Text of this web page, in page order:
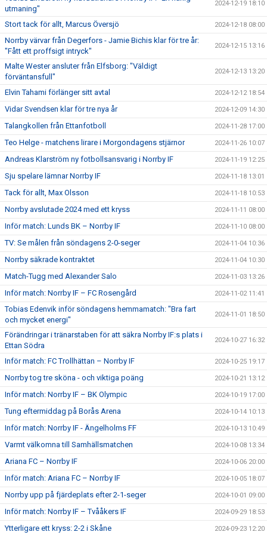
utmaning"
2024-12-19 18:10
Stort tack för allt, Marcus Översjö 2024-12-18 08:00
Norrby värvar från Degerfors - Jamie Bichis klar för tre år:
"Fått ett proffsigt intryck"
2024-12-15 13:16
Malte Wester ansluter från Elfsborg: "Väldigt
förväntansfull"
2024-12-13 13:20
Elvin Tahami förlänger sitt avtal 2024-12-12 18:54
Vidar Svendsen klar för tre nya år 2024-12-09 14:30
Talangkollen från Ettanfotboll 2024-11-28 17:00
Teo Helge - matchens lirare i Morgondagens stjärnor 2024-11-26 10:07
Andreas Klarström ny fotbollsansvarig i Norrby IF 2024-11-19 12:25
Sju spelare lämnar Norrby IF 2024-11-18 13:01
Tack för allt, Max Olsson 2024-11-18 10:53
Norrby avslutade 2024 med ett kryss 2024-11-11 08:00
Inför match: Lunds BK – Norrby IF 2024-11-10 08:00
TV: Se målen från söndagens 2-0-seger 2024-11-04 10:36
Norrby säkrade kontraktet 2024-11-04 10:30
Match-Tugg med Alexander Salo 2024-11-03 13:26
Inför match: Norrby IF – FC Rosengård 2024-11-02 11:41
Tobias Edenvik inför söndagens hemmamatch: "Bra fart
och mycket energi"
2024-11-01 18:50
Förändringar i tränarstaben för att säkra Norrby IF:s plats i
Ettan Södra
2024-10-27 16:32
Inför match: FC Trollhättan – Norrby IF 2024-10-25 19:17
Norrby tog tre sköna - och viktiga poäng 2024-10-21 13:12
Inför match: Norrby IF – BK Olympic 2024-10-19 17:00
Tung eftermiddag på Borås Arena 2024-10-14 10:13
Inför match: Norrby IF - Ängelholms FF 2024-10-13 10:49
Varmt välkomna till Samhällsmatchen 2024-10-08 13:34
Ariana FC – Norrby IF 2024-10-06 20:00
Inför match: Ariana FC – Norrby IF 2024-10-05 18:07
Norrby upp på fjärdeplats efter 2-1-seger 2024-10-01 09:00
Inför match: Norrby IF – Tvååkers IF 2024-09-29 18:53
Ytterligare ett kryss: 2-2 i Skåne 2024-09-23 12:20